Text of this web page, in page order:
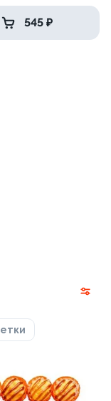
545 ₽